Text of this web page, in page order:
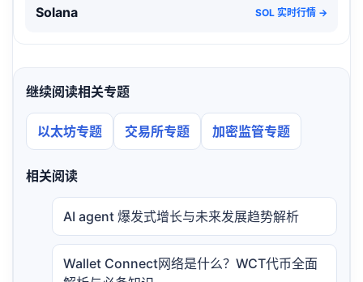
Solana SOL 实时行情 →
继续阅读相关专题
以太坊专题 交易所专题 加密监管专题
相关阅读
AI agent 爆发式增长与未来发展趋势解析
Wallet Connect网络是什么？WCT代币全面